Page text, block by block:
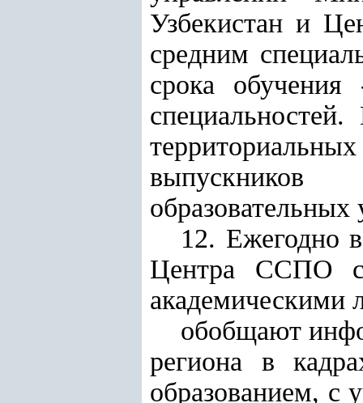
Узбекистан и
средним
срока
выпускников
12. Ежегодно
Центра ССПО
академическими
обобщают
региона в
образованием, с